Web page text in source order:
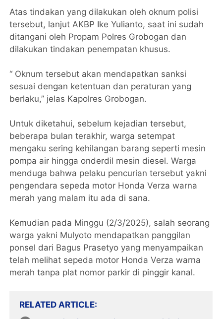
Atas tindakan yang dilakukan oleh oknum polisi
tersebut, lanjut AKBP Ike Yulianto, saat ini sudah
ditangani oleh Propam Polres Grobogan dan
dilakukan tindakan penempatan khusus.
“ Oknum tersebut akan mendapatkan sanksi
sesuai dengan ketentuan dan peraturan yang
berlaku,” jelas Kapolres Grobogan.
Untuk diketahui, sebelum kejadian tersebut,
beberapa bulan terakhir, warga setempat
mengaku sering kehilangan barang seperti mesin
pompa air hingga onderdil mesin diesel. Warga
menduga bahwa pelaku pencurian tersebut yakni
pengendara sepeda motor Honda Verza warna
merah yang malam itu ada di sana.
Kemudian pada Minggu (2/3/2025), salah seorang
warga yakni Mulyoto mendapatkan panggilan
ponsel dari Bagus Prasetyo yang menyampaikan
telah melihat sepeda motor Honda Verza warna
merah tanpa plat nomor parkir di pinggir kanal.
RELATED ARTICLE